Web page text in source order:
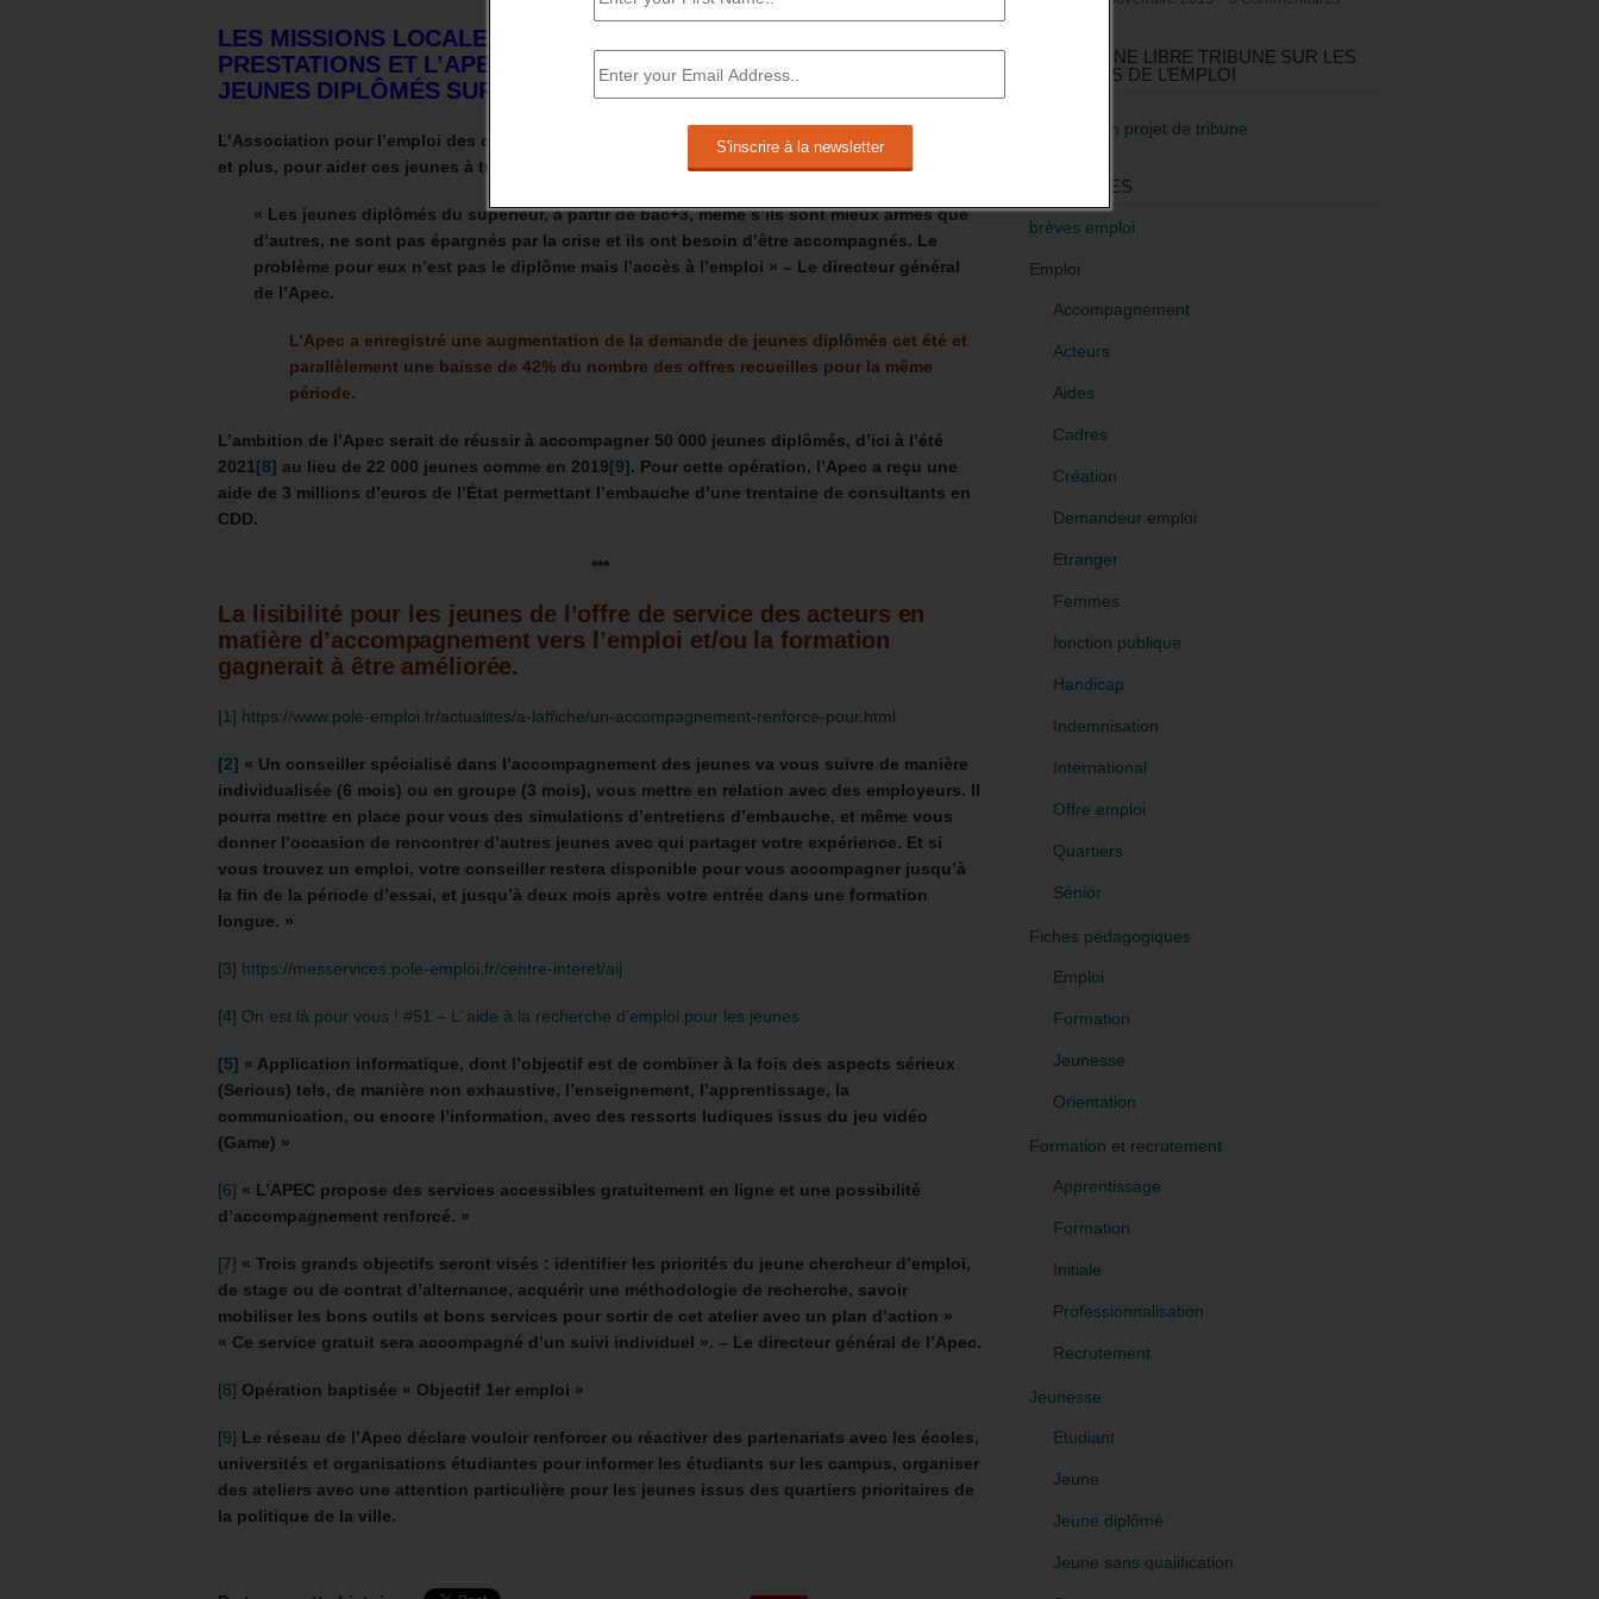
LES MISSIONS LOCALES DOIVENT DÉVELOPPER LEURS
PRESTATIONS ET L’APEC VISE L’ACCOMPAGNEMENT DE 50 000
JEUNES DIPLÔMÉS SUR UNE ANNÉE.
L’Association pour l’emploi des cadres (Apec) lance des ateliers destinés aux jeunes bac+3
et plus, pour aider ces jeunes à trouver un emploi, un stage ou un contrat d’alternance
« Les jeunes diplômés du supérieur, à partir de bac+3, même s’ils sont mieux armés que
d’autres, ne sont pas épargnés par la crise et ils ont besoin d’être accompagnés. Le
problème pour eux n’est pas le diplôme mais l’accès à l’emploi » – Le directeur général
de l’Apec.
L’Apec a enregistré une augmentation de la demande de jeunes diplômés cet été et
parallèlement une baisse de 42% du nombre des offres recueilles pour la même
période.
L’ambition de l’Apec serait de réussir à accompagner 50 000 jeunes diplômés, d’ici à l’été
2021 [8] au lieu de 22 000 jeunes comme en 2019[9]. Pour cette opération, l’Apec a reçu une
aide de 3 millions d’euros de l’État permettant l’embauche d’une trentaine de consultants en
CDD.
***
La lisibilité pour les jeunes de l’offre de service des acteurs en
matière d’accompagnement vers l’emploi et/ou la formation
gagnerait à être améliorée.
[1] https://www.pole-emploi.fr/actualites/a-laffiche/un-accompagnement-renforce-pour.html
[2] « Un conseiller spécialisé dans l’accompagnement des jeunes va vous suivre de manière
individualisée (6 mois) ou en groupe (3 mois), vous mettre en relation avec des employeurs. Il
pourra mettre en place pour vous des simulations d’entretiens d’embauche, et même vous
donner l’occasion de rencontrer d’autres jeunes avec qui partager votre expérience. Et si
vous trouvez un emploi, votre conseiller restera disponible pour vous accompagner jusqu’à
la fin de la période d’essai, et jusqu’à deux mois après votre entrée dans une formation
longue. »
[3] https://messervices.pole-emploi.fr/centre-interet/aij
[4] On est là pour vous ! #51 – L’ aide à la recherche d’emploi pour les jeunes
[5] « Application informatique, dont l’objectif est de combiner à la fois des aspects sérieux
(Serious) tels, de manière non exhaustive, l’enseignement, l’apprentissage, la
communication, ou encore l’information, avec des ressorts ludiques issus du jeu vidéo
(Game) »
[6] « L’APEC propose des services accessibles gratuitement en ligne et une possibilité
d’accompagnement renforcé. »
[7] « Trois grands objectifs seront visés : identifier les priorités du jeune chercheur d’emploi,
de stage ou de contrat d’alternance, acquérir une méthodologie de recherche, savoir
mobiliser les bons outils et bons services pour sortir de cet atelier avec un plan d’action »
« Ce service gratuit sera accompagné d’un suivi individuel ». – Le directeur général de l’Apec.
[8] Opération baptisée « Objectif 1er emploi »
[9] Le réseau de l’Apec déclare vouloir renforcer ou réactiver des partenariats avec les écoles,
universités et organisations étudiantes pour informer les étudiants sur les campus, organiser
des ateliers avec une attention particulière pour les jeunes issus des quartiers prioritaires de
la politique de la ville.
RÉDIGEZ UNE LIBRE TRIBUNE SUR LES
POLITIQUES DE L’EMPLOI
>Décrire mon projet de tribune
CATÉGORIES
brèves emploi
Emploi
Accompagnement
Acteurs
Aides
Cadres
Création
Demandeur emploi
Etranger
Femmes
fonction publique
Handicap
Indemnisation
International
Offre emploi
Quartiers
Sénior
Fiches pédagogiques
Emploi
Formation
Jeunesse
Orientation
Formation et recrutement
Apprentissage
Formation
Initiale
Professionnalisation
Recrutement
Jeunesse
Etudiant
Jeune
Jeune diplômé
Jeune sans qualification